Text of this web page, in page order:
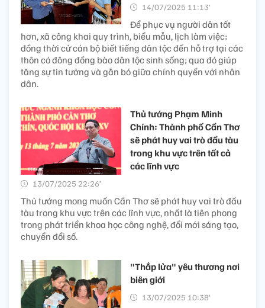
14/07/2025 11:13’
Để phục vụ người dân tốt
hơn, xã công khai quy trình, biểu mẫu, lịch làm việc;
đồng thời cử cán bộ biết tiếng dân tộc đến hỗ trợ tại các
thôn có đông đồng bào dân tộc sinh sống; qua đó giúp
tăng sự tin tưởng và gắn bó giữa chính quyền với nhân
dân.
Thủ tướng Phạm Minh
Chính: Thành phố Cần Thơ
sẽ phát huy vai trò đầu tàu
trong khu vực trên tất cả
các lĩnh vực
13/07/2025 22:26’
Thủ tướng mong muốn Cần Thơ sẽ phát huy vai trò đầu
tàu trong khu vực trên các lĩnh vực, nhất là tiên phong
trong phát triển khoa học công nghệ, đổi mới sáng tạo,
chuyển đổi số.
"Thắp lửa" yêu thương nơi
biên giới
13/07/2025 10:38’